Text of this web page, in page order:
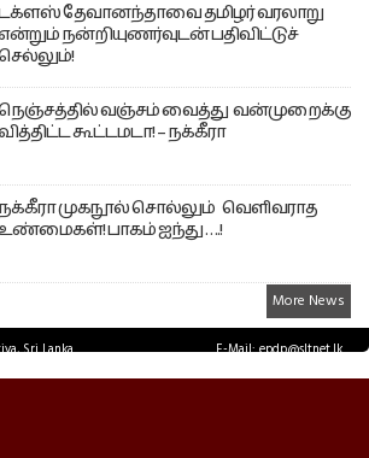
தேவானந்தாவை தமிழர் வரலாறு
நன்றியுணர்வுடன் பதிவிட்டுச்
வஞ்சம் வைத்து வன்முறைக்கு
கூட்டமடா! – நக்கீரா
நக்கீரா முகநூல் சொல்லும் வெளிவராத
பாகம் ஐந்து ….!
More News
Sri Lanka.
E-Mail: epdp@sltnet.lk